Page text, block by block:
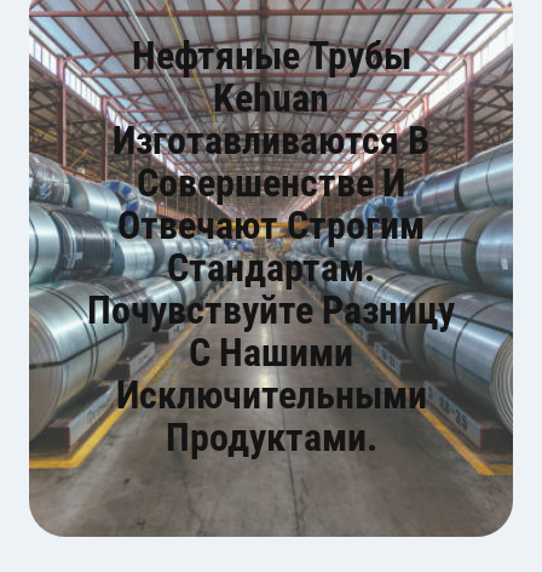
Нефтяные Трубы
Kehuan
Изготавливаются В
Совершенстве И
Отвечают Строгим
Стандартам.
Почувствуйте Разницу
С Нашими
Исключительными
Продуктами.